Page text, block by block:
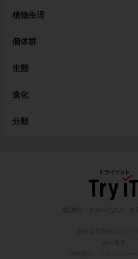
植物生理
個体群
生態
進化
分類
勉強の「わからない」を